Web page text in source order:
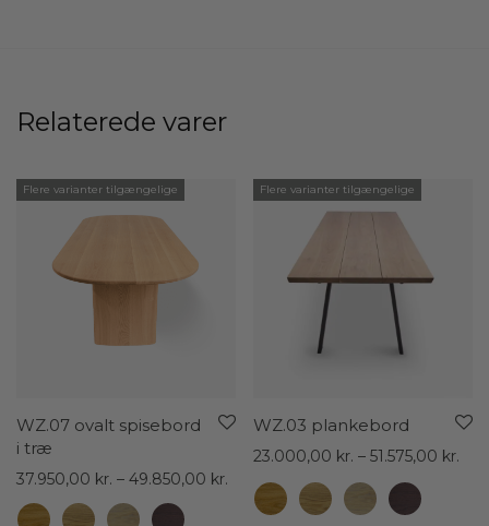
Relaterede varer
Flere varianter tilgængelige
WZ.07 ovalt spisebord
i træ
37.950,00 kr. – 49.850,00 kr. Prisinterval:
37.950,00 kr.
Flere varianter tilgængelige
WZ.03 plankebord
23.000,00 kr. – 51.575,00 kr.